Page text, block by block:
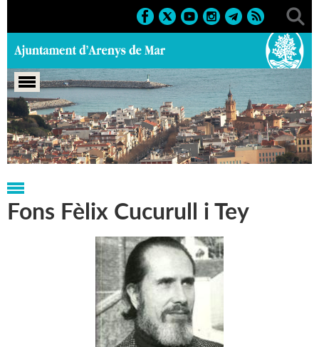
Portada > Regidories > Cultura > Biblioteca P. Fidel Fita
Fons Fèlix Cucurull i Tey